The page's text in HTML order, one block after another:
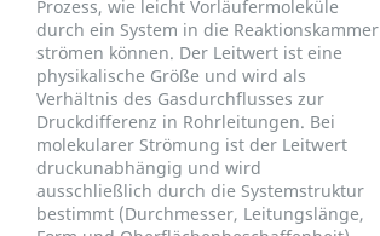
Prozess, wie leicht Vorläufermoleküle
durch ein System in die Reaktionskammer
strömen können. Der Leitwert ist eine
physikalische Größe und wird als
Verhältnis des Gasdurchflusses zur
Druckdifferenz in Rohrleitungen. Bei
molekularer Strömung ist der Leitwert
druckunabhängig und wird
ausschließlich durch die Systemstruktur
bestimmt (Durchmesser, Leitungslänge,